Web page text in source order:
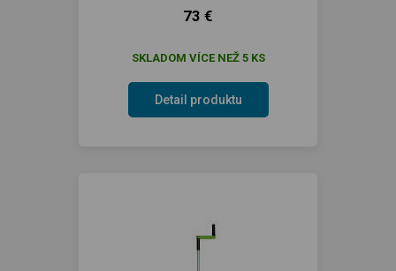
73 €
SKLADOM VÍCE NEŽ 5 KS
Detail produktu